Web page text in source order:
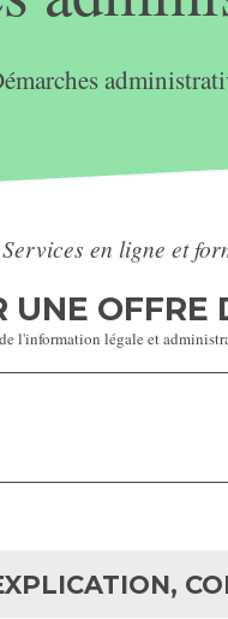
Services en ligne et
UNE
l'information légale et